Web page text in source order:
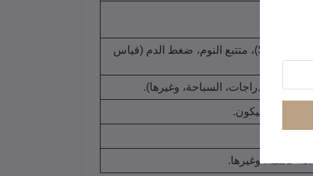
معدل ضربات القلب (HR)، مستوى الأكسجين في الدم (SpO2)، متتبع النوم، ضغط الدم (قياس
ركوب الدراجات، السباحة، وغيرها).
وحزام سيليكون.
حاسبة، وغيرها.